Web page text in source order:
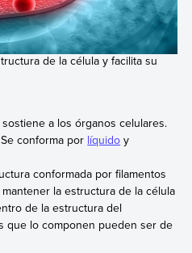
de la célula y facilita su
a los órganos celulares.
conforma por líquido y
conformada por filamentos
la estructura de la célula
de la estructura del
que lo componen pueden ser de